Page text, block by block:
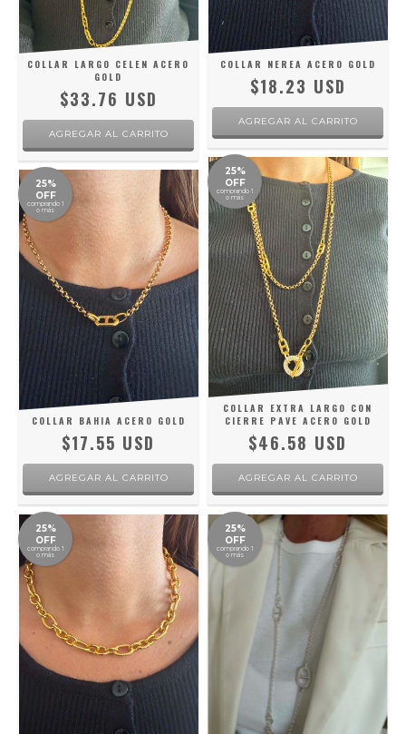
COLLAR LARGO CELEN ACERO
GOLD
$33.76 USD
COLLAR NEREA ACERO GOLD
$18.23 USD
25%
OFF
comprando 1
o más
COLLAR BAHIA ACERO GOLD
$17.55 USD
25%
OFF
comprando 1
o más
COLLAR EXTRA LARGO CON
CIERRE PAVE ACERO GOLD
$46.58 USD
25%
OFF
comprando 1
o más
25%
OFF
comprando 1
o más